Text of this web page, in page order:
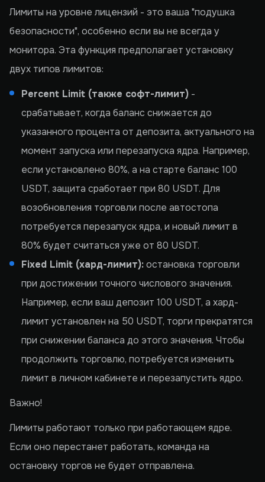
Лимиты на уровне лицензий - это ваша "подушка
безопасности", особенно если вы не всегда у
монитора. Эта функция предполагает установку
двух типов лимитов:
Percent Limit (также софт-лимит) -
срабатывает, когда баланс снижается до
указанного процента от депозита, актуального на
момент запуска или перезапуска ядра. Например,
если установлено 80%, а на старте баланс 100
USDT, защита сработает при 80 USDT. Для
возобновления торговли после автостопа
потребуется перезапуск ядра, и новый лимит в
80% будет считаться уже от 80 USDT.
Fixed Limit (хард-лимит):остановка торговли
при достижении точного числового значения.
Например, если ваш депозит 100 USDT, а хард-
лимит установлен на 50 USDT, торги прекратятся
при снижении баланса до этого значения. Чтобы
продолжить торговлю, потребуется изменить
лимит в личном кабинете и перезапустить ядро.
Важно!
Лимиты работают только при работающем ядре.
Если оно перестанет работать, команда на
остановку торгов не будет отправлена.